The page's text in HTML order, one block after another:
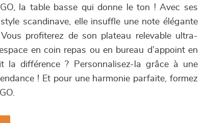
la table basse qui donne le ton ! Avec ses
scandinave, elle insuffle une note élégante
profiterez de son plateau relevable ultra-
en coin repas ou en bureau d’appoint en
différence ? Personnalisez-la grâce à une
! Et pour une harmonie parfaite, formez